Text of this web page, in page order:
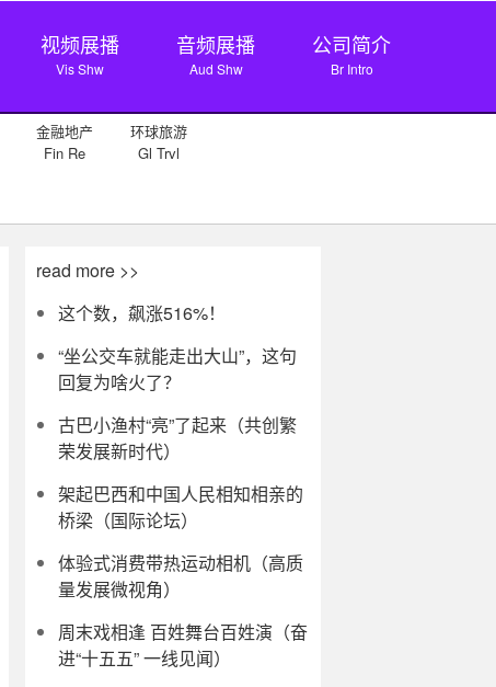
视频展播
Vis Shw
音频展播
Aud Shw
公司简介
Br Intro
金融地产
Fin Re
环球旅游
Gl Trvl
read more >>
这个数，飙涨516%！
“坐公交车就能走出大山”，这句
回复为啥火了？
古巴小渔村“亮”了起来（共创繁
荣发展新时代）
架起巴西和中国人民相知相亲的
桥梁（国际论坛）
体验式消费带热运动相机（高质
量发展微视角）
周末戏相逢 百姓舞台百姓演（奋
进“十五五” 一线见闻）